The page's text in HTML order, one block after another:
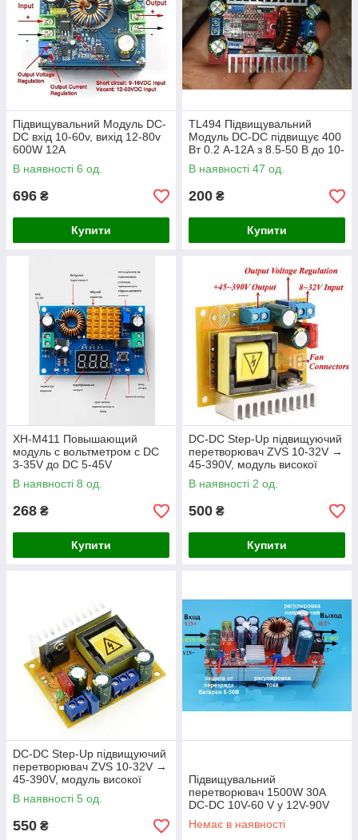
Підвищувальний Модуль DC-
DC вхід 10-60v, вихід 12-80v
600W 12A
В наявності 6 од.
696 ₴
Купити
TL494 Підвищувальний
Модуль DC-DC підвищує 400
Вт 0.2 А-12А з 8.5-50 В до 10-
60 В
В наявності 47 од.
200 ₴
Купити
XH-M411 Повышающий
модуль с вольтметром с DC
3-35V до DC 5-45V
В наявності 8 од.
268 ₴
Купити
DC-DC Step-Up підвищуючий
перетворювач ZVS 10-32V →
45-390V, модуль високої
напруги до 40W rev 2.0
В наявності 2 од.
500 ₴
Купити
DC-DC Step-Up підвищуючий
перетворювач ZVS 10-32V →
45-390V, модуль високої
напруги до 40W rev 3.0
В наявності 5 од.
550 ₴
Підвищувальний
перетворювач 1500W 30A
DC-DC 10V-60 V у 12V-90V
Драйвер підвищує електро
велосипеда
Немає в наявності